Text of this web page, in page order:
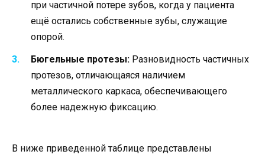
при частичной потере зубов, когда у пациента
ещё остались собственные зубы, служащие
опорой.
Бюгельные протезы: Разновидность частичных
протезов, отличающаяся наличием
металлического каркаса, обеспечивающего
более надежную фиксацию.
В ниже приведенной таблице представлены